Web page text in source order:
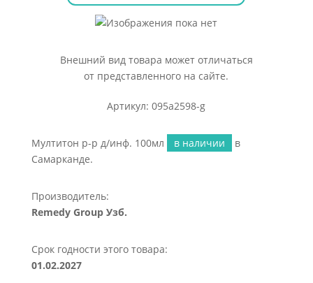
Внешний вид товара может отличаться
от представленного на сайте.
Артикул: 095a2598-g
Мултитон р-р д/инф. 100мл в наличии
в
Самарканде.
Производитель:
Remedy Group Узб.
Срок годности этого товара:
01.02.2027